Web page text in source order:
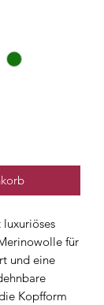
für
und eine
Kopfform